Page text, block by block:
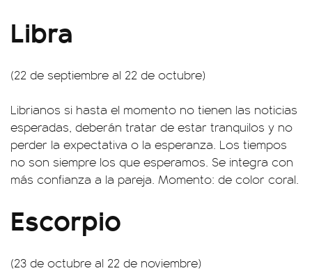
Libra
(22 de septiembre al 22 de octubre)
Librianos si hasta el momento no tienen las noticias
esperadas, deberán tratar de estar tranquilos y no
perder la expectativa o la esperanza. Los tiempos
no son siempre los que esperamos. Se integra con
más confianza a la pareja. Momento: de color coral.
Escorpio
(23 de octubre al 22 de noviembre)